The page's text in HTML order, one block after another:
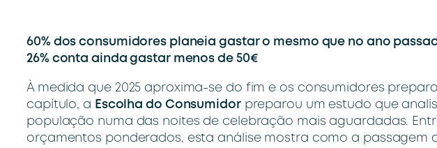
60% dos consumidores planeia gastar o mesmo que no ano
26% conta ainda gastar menos de 50€
À medida que 2025 aproxima-se do fim e os consumidores
capítulo, a Escolha do Consumidorpreparou um estudo que
população numa das noites de celebração mais aguardadas.
orçamentos ponderados, esta análise mostra como a passagem